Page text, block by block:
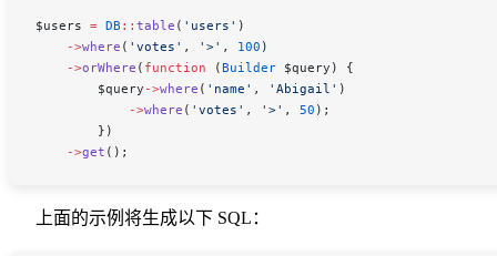
$users = DB :: table ( 'users' )
    ->
where ( 'votes' , '>' , 100 )
    ->
orWhere ( function (Builder $query ) {
        $query
->where ( 'name' , 'Abigail' )
            ->
where ( 'votes' , '>' , 50 );
        })
    ->
get ();
上面的示例将生成以下 SQL：